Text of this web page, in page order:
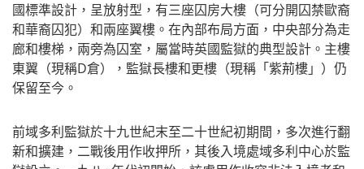
國標準設計，呈放射型，有三座囚房大樓（可分開囚禁歐裔
和華裔囚犯）和兩座翼樓。在內部布局方面，中央部分為走
廊和樓梯，兩旁為囚室，屬當時英國監獄的典型設計。主樓
東翼（現稱D倉），監獄長樓和更樓（現稱「紫荊樓」）仍
保留至今。
前域多利監獄於十九世紀末至二十世紀初期間，多次進行翻
新和擴建，二戰後用作收押所，其後入境處域多利中心於監